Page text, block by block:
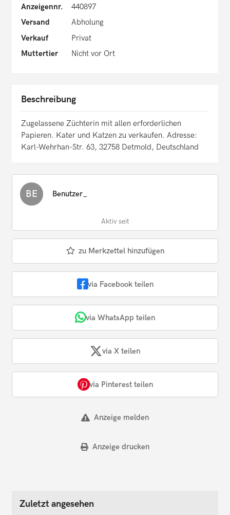
Anzeigennr.
440897
Versand
Abholung
Verkauf
Privat
Muttertier
Nicht vor Ort
Beschreibung
Zugelassene Züchterin mit allen erforderlichen
Papieren. Kater und Katzen zu verkaufen. Adresse:
Karl-Wehrhan-Str. 63, 32758 Detmold, Deutschland
BE Benutzer_
Aktiv seit
zu Merkzettel hinzufügen
via Facebook teilen
via WhatsApp teilen
via X teilen
via Pinterest teilen
Anzeige melden
Anzeige drucken
Zuletzt angesehen